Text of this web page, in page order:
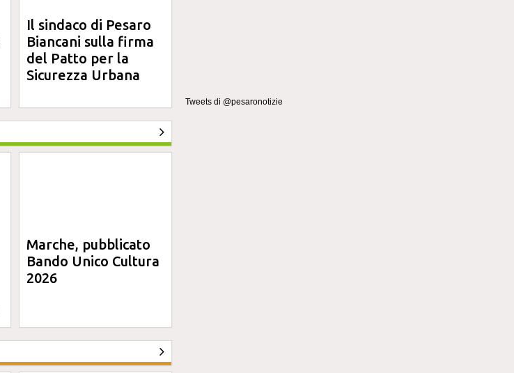
Il sindaco di Pesaro
Biancani sulla firma
del Patto per la
Sicurezza Urbana
Marche, pubblicato
Bando Unico Cultura
2026
Tweets di @pesaronotizie